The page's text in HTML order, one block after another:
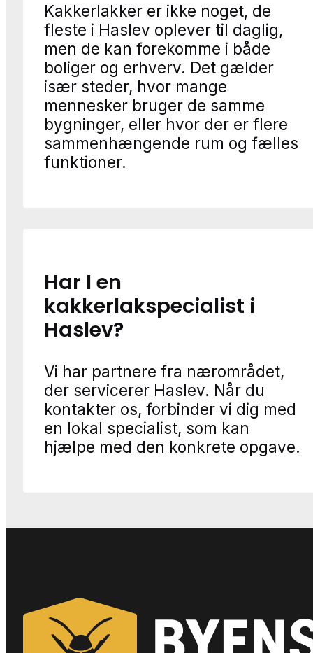
Kakkerlakker er ikke noget, de
fleste i Haslev oplever til daglig,
men de kan forekomme i både
boliger og erhverv. Det gælder
især steder, hvor mange
mennesker bruger de samme
bygninger, eller hvor der er flere
sammenhængende rum og fælles
funktioner.
Har I en
kakkerlakspecialist i
Haslev?
Vi har partnere fra nærområdet,
der servicerer Haslev. Når du
kontakter os, forbinder vi dig med
en lokal specialist, som kan
hjælpe med den konkrete opgave.